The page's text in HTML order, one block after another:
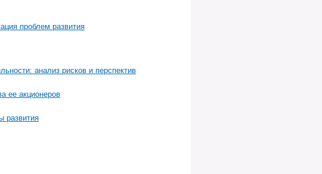
проблем развития
анализ рисков и перспектив
ее акционеров
развития